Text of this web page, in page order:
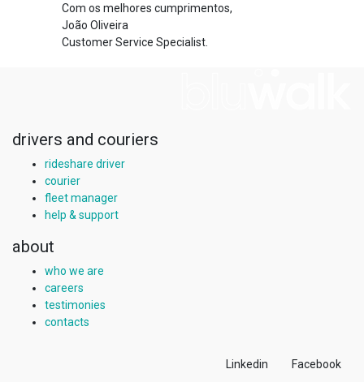
Com os melhores cumprimentos,
João Oliveira
Customer Service Specialist.
drivers and couriers
rideshare driver
courier
fleet manager
help & support
about
who we are
careers
testimonies
contacts
Linkedin Facebook